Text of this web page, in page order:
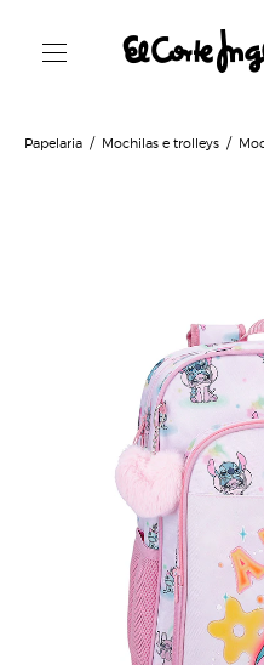
Papelaria Mochilas e trolleys